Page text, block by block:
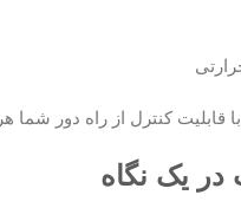
قابلیت کنترل از راه دور شما
یک نگاه